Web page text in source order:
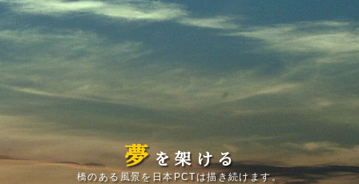
夢 を 架 け る
橋のある風景を日本PCTは描き続けます。